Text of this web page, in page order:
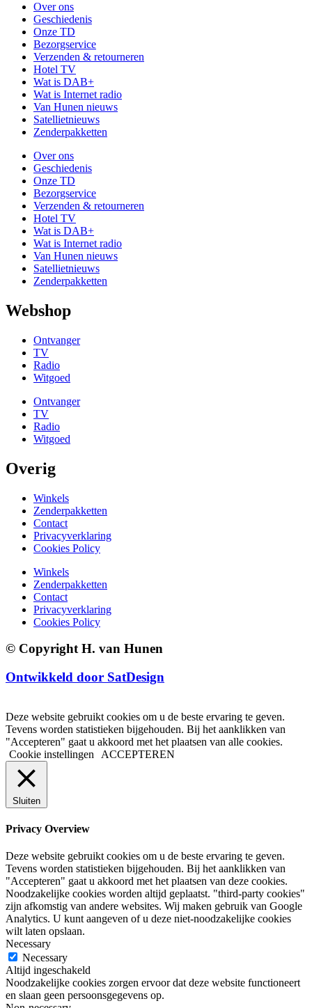
Over ons
Geschiedenis
Onze TD
Bezorgservice
Verzenden & retourneren
Hotel TV
Wat is DAB+
Wat is Internet radio
Van Hunen nieuws
Satellietnieuws
Zenderpakketten
Over ons
Geschiedenis
Onze TD
Bezorgservice
Verzenden & retourneren
Hotel TV
Wat is DAB+
Wat is Internet radio
Van Hunen nieuws
Satellietnieuws
Zenderpakketten
Webshop
Ontvanger
TV
Radio
Witgoed
Ontvanger
TV
Radio
Witgoed
Overig
Winkels
Zenderpakketten
Contact
Privacyverklaring
Cookies Policy
Winkels
Zenderpakketten
Contact
Privacyverklaring
Cookies Policy
© Copyright H. van Hunen
Ontwikkeld door SatDesign
Deze website gebruikt cookies om u de beste ervaring te geven.
Tevens worden statistieken bijgehouden. Bij het aanklikken van
"Accepteren" gaat u akkoord met het plaatsen van alle cookies.
Cookie instellingen
ACCEPTEREN
Sluiten
Privacy Overview
Deze website gebruikt cookies om u de beste ervaring te geven.
Tevens worden statistieken bijgehouden. Bij het aanklikken van
"Accepteren" gaat u akkoord met het plaatsen van deze cookies.
Noodzakelijke cookies worden altijd geplaatst. "third-party cookies"
zijn afkomstig van andere websites. Wij maken gebruik van Google
Analytics. U kunt aangeven of u deze niet-noodzakelijke cookies
wilt laten opslaan.
Necessary
Necessary
Altijd ingeschakeld
Noodzakelijke cookies zorgen ervoor dat deze website functioneert
en slaan geen persoonsgegevens op.